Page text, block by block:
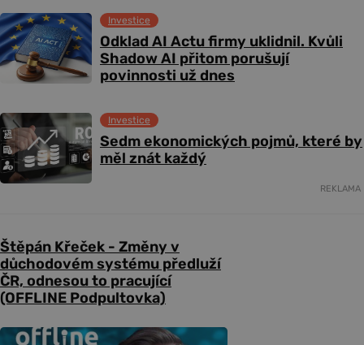
Odklad AI Actu firmy uklidnil. Kvůli
Shadow AI přitom porušují
povinnosti už dnes
Investice
Sedm ekonomických pojmů, které by
měl znát každý
Investice
REKLAMA
Štěpán Křeček - Změny v
důchodovém systému předluží
ČR, odnesou to pracující
(OFFLINE Podpultovka)